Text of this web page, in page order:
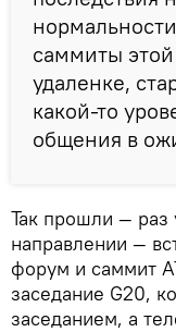
саммиты
удаленке,
какой-то
общения в
Так прошли — раз
направлении —
форум и саммит
заседание G20,
заседанием, а